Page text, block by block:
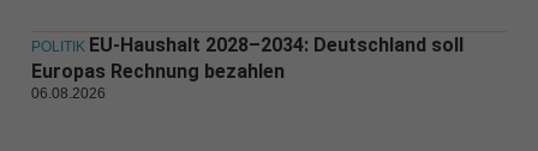
POLITIK EU-Haushalt 2028–2034: Deutschland soll
Europas Rechnung bezahlen
06.08.2026